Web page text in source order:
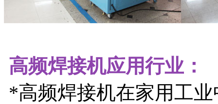
高频焊接机应用行业：
*高频焊接机在家用工